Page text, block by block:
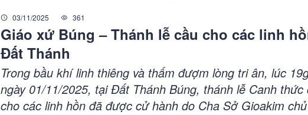
Thánh lễ đầu năm dương lịch.
03/11/2025 361
Giáo xứ Búng – Thánh lễ cầu cho các linh
Đất Thánh
Trong bầu khí linh thiêng và thấm đượm lòng tri ân, lúc
ngày 01/11/2025, tại Đất Thánh Búng, thánh lễ Canh thức
cho các linh hồn đã được cử hành do Cha Sở Gioakim